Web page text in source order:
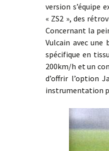
version s’équipe
« ZS2 », des
Concernant la
Vulcain avec une
spécifique en
200km/h et un
d’offrir l’option
instrumentation